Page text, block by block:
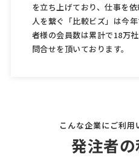
を立ち上げており、仕事を
人を繋ぐ「比較ビズ」は今
者様の会員数は累計で18万
問合せを頂いております。
こんな企業にご利
発注者